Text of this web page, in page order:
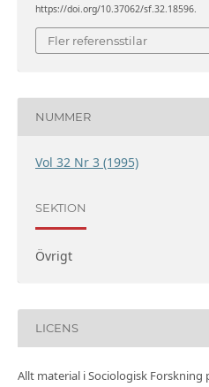
https://doi.org/10.37062/sf.32.18596.
Fler referensstilar
NUMMER
Vol 32 Nr 3 (1995)
SEKTION
Övrigt
LICENS
Allt material i Sociologisk